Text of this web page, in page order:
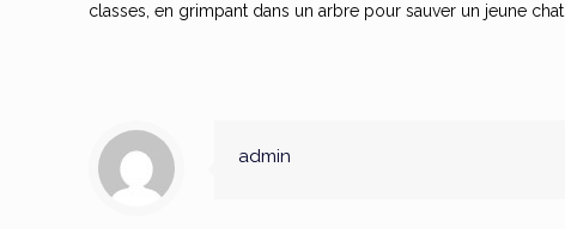
classes, en grimpant dans un arbre pour sauver un jeune chat.
admin